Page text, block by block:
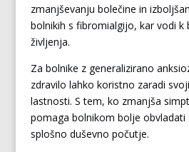
zmanjševanju bolečine in
bolnikih s fibromialgijo, kar vodi k
življenja.
Za bolnike z generalizirano
zdravilo lahko koristno zaradi
lastnosti. S tem, ko zmanjša
pomaga bolnikom bolje obvladati
splošno duševno počutje.